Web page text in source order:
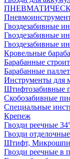
Гвоздезабивные
Гвоздезабивные
Гвоздезабивные
Кровельные
Барабанные
Барабанные
Инструменты для
Штифтозабивные
Скобозабивные
Специальные
Крепеж
Гвозди реечные
Гвозди
Штифт,
Гвозди реечные в